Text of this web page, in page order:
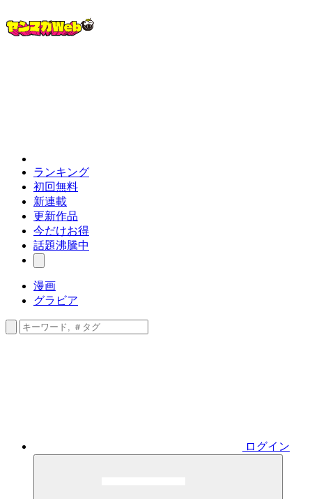
ランキング
初回無料
新連載
更新作品
今だけお得
話題沸騰中
漫画
グラビア
ログイン